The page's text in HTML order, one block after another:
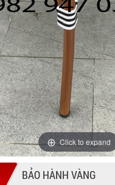
Click to expand
BẢO HÀNH VÀNG